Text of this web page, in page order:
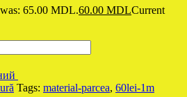
65.00 MDL.60.00 MDLCurrent
Tags: material-parcea, 60lei-1m